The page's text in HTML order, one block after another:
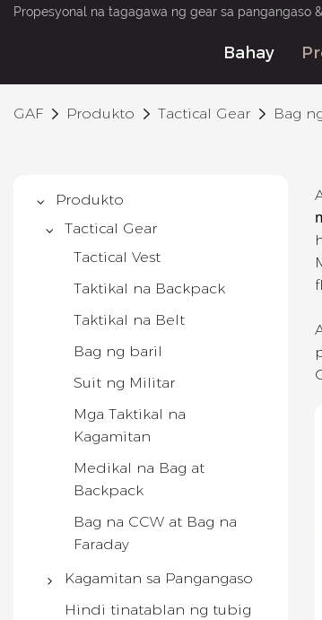
Propesyonal na tagagawa ng gear sa pangangaso
Bahay
GAF Produkto Tactical Gear Bag
Produkto
Tactical Gear
Tactical Vest
Taktikal na Backpack
Taktikal na Belt
Bag ng baril
Suit ng Militar
Mga Taktikal na
Kagamitan
Medikal na Bag at
Backpack
Bag na CCW at Bag na
Faraday
Kagamitan sa Pangangaso
Backpack sa
Hindi tinatablan ng tubig